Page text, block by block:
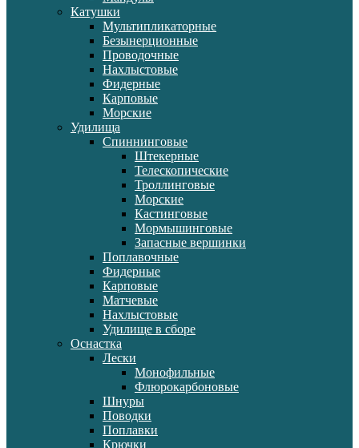
Катушки
Мультипликаторные
Безынерционные
Проводочные
Нахлыстовые
Фидерные
Карповые
Морские
Удилища
Спиннинговые
Штекерные
Телескопические
Троллинговые
Морские
Кастинговые
Мормышинговые
Запасные вершинки
Поплавочные
Фидерные
Карповые
Матчевые
Нахлыстовые
Удилище в сборе
Оснастка
Лески
Монофильные
Флюрокарбоновые
Шнуры
Поводки
Поплавки
Крючки